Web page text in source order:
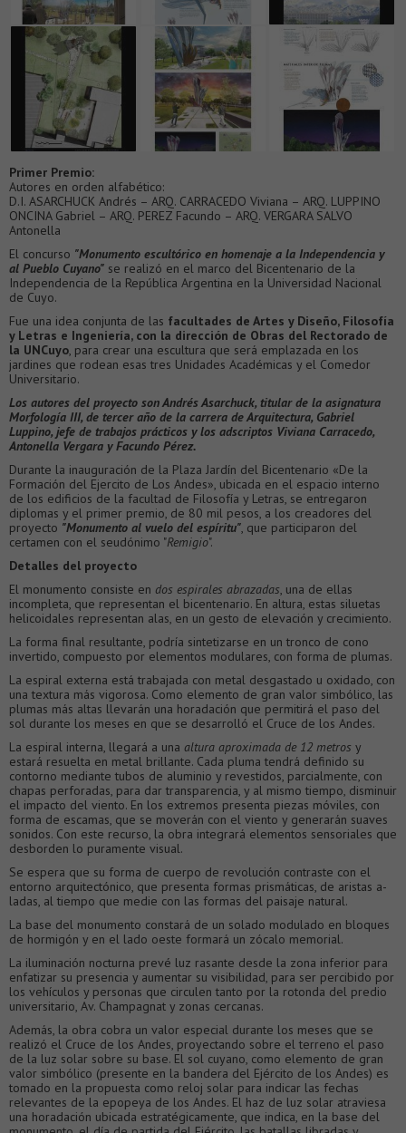
Primer Premio:
Autores en orden alfabético:
D.I. ASARCHUCK Andrés – ARQ. CARRACEDO Viviana – ARQ. LUPPINO
ONCINA Gabriel – ARQ. PEREZ Facundo – ARQ. VERGARA SALVO
Antonella
El concurso "Monumento escultórico en homenaje a la Independencia y
al Pueblo Cuyano" se realizó en el marco del Bicentenario de la
Independencia de la República Argentina en la Universidad Nacional
de Cuyo.
Fue una idea conjunta de las facultades de Artes y Diseño, Filosofía
y Letras e Ingeniería, con la dirección de Obras del Rectorado de
la UNCuyo, para crear una escultura que será emplazada en los
jardines que rodean esas tres Unidades Académicas y el Comedor
Universitario.
Los autores del proyecto son Andrés Asarchuck, titular de la asignatura
Morfología III, de tercer año de la carrera de Arquitectura, Gabriel
Luppino, jefe de trabajos prácticos y los adscriptos Viviana Carracedo,
Antonella Vergara y Facundo Pérez.
Durante la inauguración de la Plaza Jardín del Bicentenario «De la
Formación del Ejercito de Los Andes», ubicada en el espacio interno
de los edificios de la facultad de Filosofía y Letras, se entregaron
diplomas y el primer premio, de 80 mil pesos, a los creadores del
proyecto "Monumento al vuelo del espíritu", que participaron del
certamen con el seudónimo "Remigio".
Detalles del proyecto
El monumento consiste en dos espirales abrazadas, una de ellas
incompleta, que representan el bicentenario. En altura, estas siluetas
helicoidales representan alas, en un gesto de elevación y crecimiento.
La forma ­final resultante, podría sintetizarse en un tronco de cono
invertido, compuesto por elementos modulares, con forma de plumas.
La espiral externa está trabajada con metal desgastado u oxidado, con
una textura más vigorosa. Como elemento de gran valor simbólico, las
plumas más altas llevarán una horadación que permitirá el paso del
sol durante los meses en que se desarrolló el Cruce de los Andes.
La espiral interna, llegará a una altura aproximada de 12 metros y
estará resuelta en metal brillante. Cada pluma tendrá defi­nido su
contorno mediante tubos de aluminio y revestidos, parcialmente, con
chapas perforadas, para dar transparencia, y al mismo tiempo, disminuir
el impacto del viento. En los extremos presenta piezas móviles, con
forma de escamas, que se moverán con el viento y generarán suaves
sonidos. Con este recurso, la obra integrará elementos sensoriales que
desborden lo puramente visual.
Se espera que su forma de cuerpo de revolución contraste con el
entorno arquitectónico, que presenta formas prismáticas, de aristas a­
ladas, al tiempo que medie con las formas del paisaje natural.
La base del monumento constará de un solado modulado en bloques
de hormigón y en el lado oeste formará un zócalo memorial.
La iluminación nocturna prevé luz rasante desde la zona inferior para
enfatizar su presencia y aumentar su visibilidad, para ser percibido por
los vehículos y personas que circulen tanto por la rotonda del predio
universitario, Av. Champagnat y zonas cercanas.
Además, la obra cobra un valor especial durante los meses que se
realizó el Cruce de los Andes, proyectando sobre el terreno el paso
de la luz solar sobre su base. El sol cuyano, como elemento de gran
valor simbólico (presente en la bandera del Ejército de los Andes) es
tomado en la propuesta como reloj solar para indicar las fechas
relevantes de la epopeya de los Andes. El haz de luz solar atraviesa
una horadación ubicada estratégicamente, que indica, en la base del